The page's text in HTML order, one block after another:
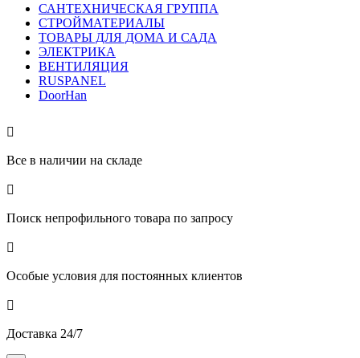
САНТЕХНИЧЕСКАЯ ГРУППА
СТРОЙМАТЕРИАЛЫ
ТОВАРЫ ДЛЯ ДОМА И САДА
ЭЛЕКТРИКА
ВЕНТИЛЯЦИЯ
RUSPANEL
DoorHan

Все в наличии на складе

Поиск непрофильного товара по запросу

Особые условия для постоянных клиентов

Доставка 24/7